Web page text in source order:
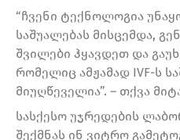
“ჩვენი ტექნოლოგია
საშუალებას მისცემდა,
შვილები ჰყავდეთ და
რომელიც ამჟამად IVF-ს
მიუღწეველია”. – თქვა
სასქესო უჯრედების
შექმნას ინ ვიტრო